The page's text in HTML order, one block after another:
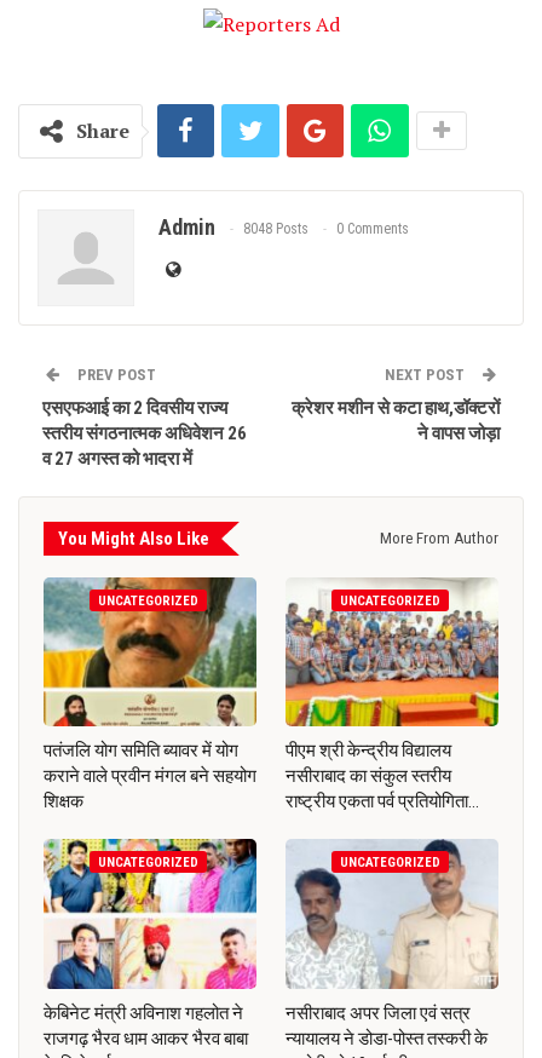
Share
Admin 8048 Posts 0 Comments
PREV POST
एसएफआई का 2 दिवसीय राज्य
स्तरीय संगठनात्मक अधिवेशन 26
व 27 अगस्त को भादरा में
NEXT POST
क्रेशर मशीन से कटा हाथ,डॉक्टरों
ने वापस जोड़ा
You Might Also Like More From Author
UNCATEGORIZED
पतंजलि योग समिति ब्यावर में योग
कराने वाले प्रवीन मंगल बने सहयोग
शिक्षक
UNCATEGORIZED
पीएम श्री केन्द्रीय विद्यालय
नसीराबाद का संकुल स्तरीय
राष्ट्रीय एकता पर्व प्रतियोगिता…
UNCATEGORIZED
केबिनेट मंत्री अविनाश गहलोत ने
राजगढ़ भैरव धाम आकर भैरव बाबा
UNCATEGORIZED
नसीराबाद अपर जिला एवं सत्र
न्यायालय ने डोडा-पोस्त तस्करी के